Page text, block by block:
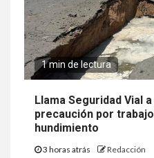
1 min de lectura
Llama Seguridad Vial
precaución por
hundimiento
3 horas atrás Redacción